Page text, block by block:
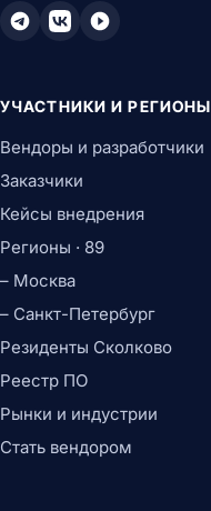
УЧАСТНИКИ И РЕГИОНЫ
Вендоры и разработчики
Заказчики
Кейсы внедрения
Регионы · 89
– Москва
– Санкт-Петербург
Резиденты Сколково
Реестр ПО
Рынки и индустрии
Стать вендором